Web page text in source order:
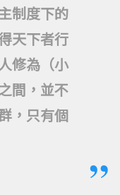
制度下的
天下者行
修為（小
間，並不
，只有個